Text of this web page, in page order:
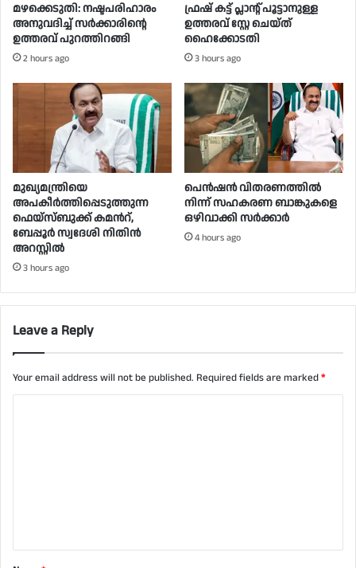
മഴക്കെടുതി: നഷ്ടപരിഹാരം
അനുവദിച്ച് സർക്കാരിന്റെ
ഉത്തരവ് പുറത്തിറങ്ങി
2 hours ago
ഫ്രഷ് കട്ട് പ്ലാന്റ് പൂട്ടാനുള്ള
ഉത്തരവ് സ്റ്റേ ചെയ്ത്
ഹൈക്കോടതി
3 hours ago
മുഖ്യമന്ത്രിയെ
അപകീർത്തിപ്പെടുത്തുന്ന
ഫെയ്സ്ബുക്ക് കമന്‍റ്,
ബേപ്പൂർ സ്വദേശി നിതിൻ
അറസ്റ്റിൽ
3 hours ago
പെൻഷൻ വിതരണത്തിൽ
നിന്ന് സഹകരണ ബാങ്കുകളെ
ഒഴിവാക്കി സർക്കാർ
4 hours ago
Leave a Reply
Your email address will not be published. Required fields are marked*
t